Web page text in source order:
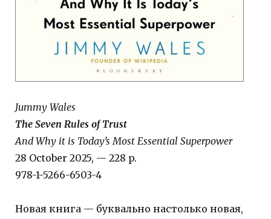
Jummy Wales
The Seven Rules of Trust
And Why it is Today’s Most Essential Superpower
28 October 2025, — 228 p.
978-1-5266-6503-4
Новая книга — буквально настолько новая,